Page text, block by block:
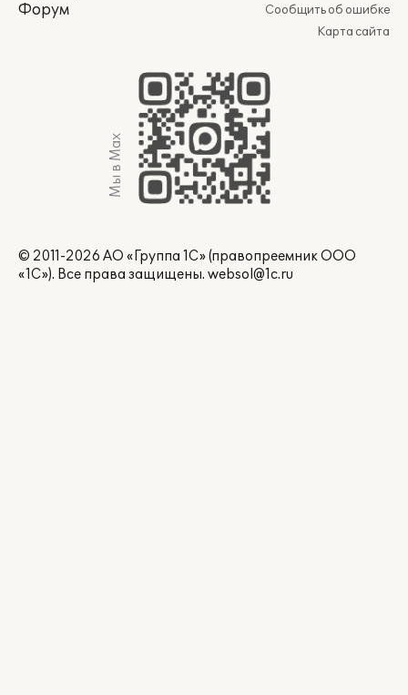
Форум
Сообщить об ошибке
Карта сайта
Мы в Max
© 2011-2026 АО «Группа 1С» (правопреемник ООО
«1С»). Все права защищены. websol@1c.ru